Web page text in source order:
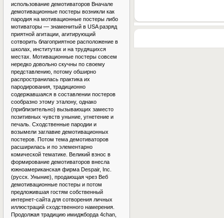
использование демотиваторов Вначале
демотивационные постеры возникли как
пародия на мотивационные постеры либо
мотиваторы — знаменитый в USA разряд
приятной агитации, агитирующий
сотворить благоприятное расположение в
школах, институтах и на трудящихся
местах. Мотивационные постеры совсем
нередко довольно скучны по своему
представлению, потому обширно
распространилась практика их
пародирования, традиционно
содержавшаяся в составлении постеров
сообразно этому эталону, однако
(приблизительно) вызывающих заместо
позитивных чувств уныние, угнетение и
печаль. Сходственные пародии и
возымели заглавие демотивационных
постеров. Потом тема демотиваторов
расширилась и по элементарно
комической тематике. Великий взнос в
формирование демотиваторов внесла
южноамериканская фирма Despair, Inc.
(русск. Уныние), продающая чрез Веб
демотивационные постеры и потом
предложившая гостям собственный
интернет-сайта для сотворения личных
иллюстраций сходственного намерения.
Продолжая традицию имиджборда 4chan,